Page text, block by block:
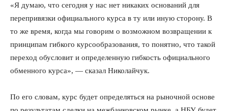
«Я думаю, что сегодня у нас нет никаких оснований для
перепривязки официального курса в ту или иную сторону. В
то же время, когда мы говорим о возможном возвращении к
принципам гибкого курсообразования, то понятно, что такой
переход обусловит и определенную гибкость официального
обменного курса», — сказал Николайчук.
По его словам, курс будет определяться на рыночной основе